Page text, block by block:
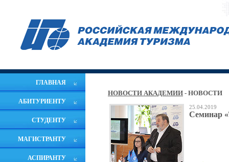
ГЛАВНАЯ
АБИТУРИЕНТУ
СТУДЕНТУ
МАГИСТРАНТУ
АСПИРАНТУ
НОВОСТИ АКАДЕМИИ - НОВОСТИ
25.04.2019
Семинар